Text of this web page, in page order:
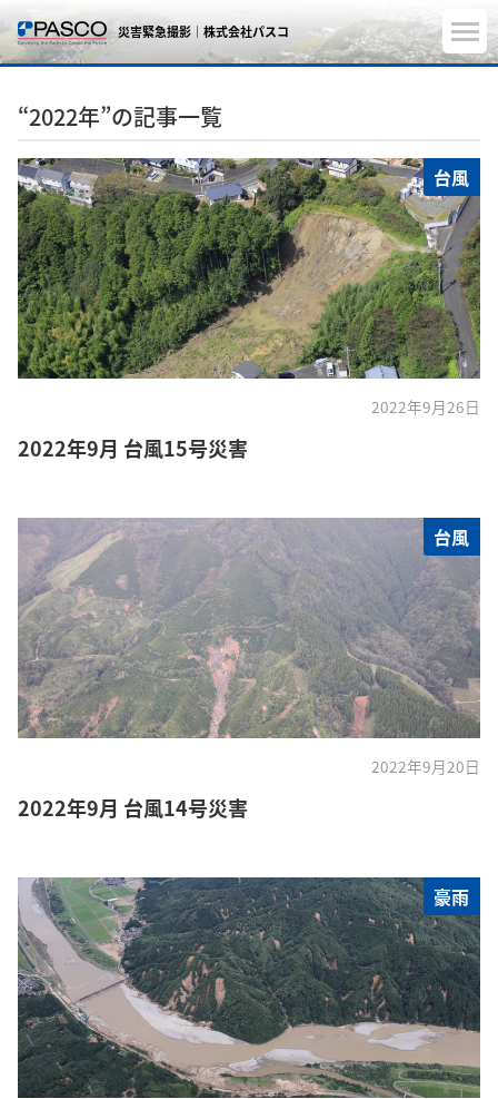
災害緊急撮影｜株式会社パスコ
“2022年”の記事一覧
台風
2022年9月26日
2022年9月 台風15号災害
台風
2022年9月20日
2022年9月 台風14号災害
豪雨